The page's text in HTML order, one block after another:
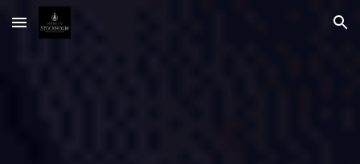
Skip to main content Skip to navigation